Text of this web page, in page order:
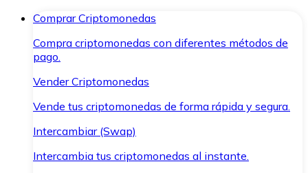
Comprar Criptomonedas
Compra criptomonedas con diferentes métodos de
pago.
Vender Criptomonedas
Vende tus criptomonedas de forma rápida y segura.
Intercambiar (Swap)
Intercambia tus criptomonedas al instante.